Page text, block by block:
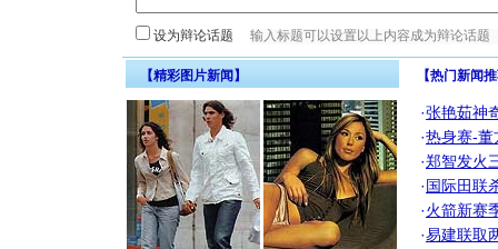
设为辩论话题
【精彩图片新闻】 【热门新闻
·张艳茹神
·热身赛-董
·郑智发火
·国际田联
·火箭新赛
·易建联取